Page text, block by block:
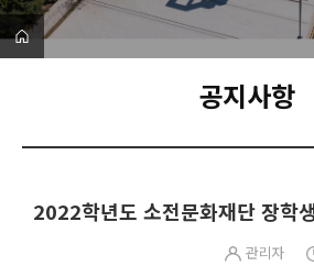
공지사항
2022학년도 소전문화재단 장학
관리자